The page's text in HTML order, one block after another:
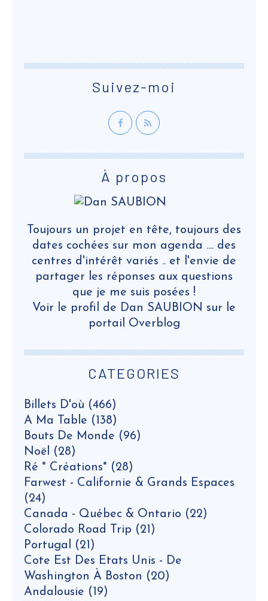
CATEGORIES
Billets D'où (466)
A Ma Table (138)
Bouts De Monde (96)
Noël (28)
Ré * Créations* (28)
Farwest - Californie & Grands Espaces
(24)
Canada - Québec & Ontario (22)
Colorado Road Trip (21)
Portugal (21)
Cote Est Des Etats Unis - De
Washington À Boston (20)
Andalousie (19)
Suivez-moi
À propos
Toujours un projet en tête, toujours des
dates cochées sur mon agenda .... des
centres d'intérêt variés .. et l'envie de
partager les réponses aux questions
que je me suis posées !
Voir le profil de Dan SAUBION sur le
portail Overblog